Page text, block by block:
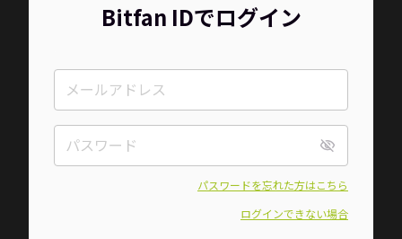
Bitfan IDでログイン
パスワードを忘れた方はこちら
ログインできない場合